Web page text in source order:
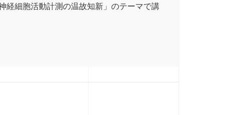
経細胞活動計測の温故知新」のテーマで講